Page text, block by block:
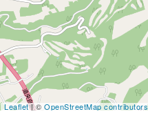
Leaflet| © OpenStreetMap contributors